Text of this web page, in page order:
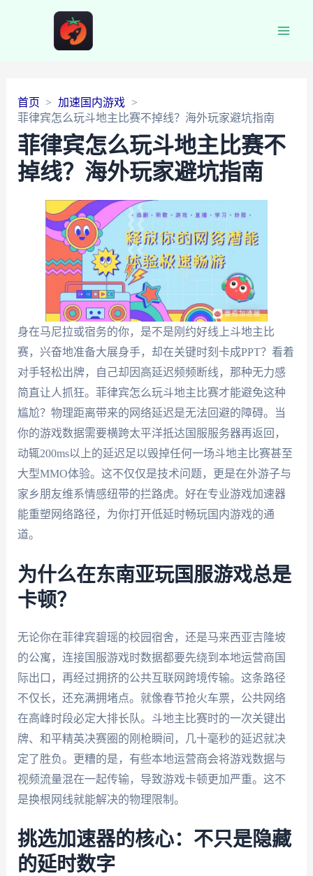
首页
加速国内游戏
菲律宾怎么玩斗地主比赛不掉线？海外玩家避坑指南
菲律宾怎么玩斗地主比赛不
掉线？海外玩家避坑指南
身在马尼拉或宿务的你，是不是刚约好线上斗地主比
赛，兴奋地准备大展身手，却在关键时刻卡成PPT？看着
对手轻松出牌，自己却因高延迟频频断线，那种无力感
简直让人抓狂。菲律宾怎么玩斗地主比赛才能避免这种
尴尬？物理距离带来的网络延迟是无法回避的障碍。当
你的游戏数据需要横跨太平洋抵达国服服务器再返回，
动辄200ms以上的延迟足以毁掉任何一场斗地主比赛甚至
大型MMO体验。这不仅仅是技术问题，更是在外游子与
家乡朋友维系情感纽带的拦路虎。好在专业游戏加速器
能重塑网络路径，为你打开低延时畅玩国内游戏的通
道。
为什么在东南亚玩国服游戏总是
卡顿？
无论你在菲律宾碧瑶的校园宿舍，还是马来西亚吉隆坡
的公寓，连接国服游戏时数据都要先绕到本地运营商国
际出口，再经过拥挤的公共互联网跨境传输。这条路径
不仅长，还充满拥堵点。就像春节抢火车票，公共网络
在高峰时段必定大排长队。斗地主比赛时的一次关键出
牌、和平精英决赛圈的刚枪瞬间，几十毫秒的延迟就决
定了胜负。更糟的是，有些本地运营商会将游戏数据与
视频流量混在一起传输，导致游戏卡顿更加严重。这不
是换根网线就能解决的物理限制。
挑选加速器的核心：不只是隐藏
的延时数字